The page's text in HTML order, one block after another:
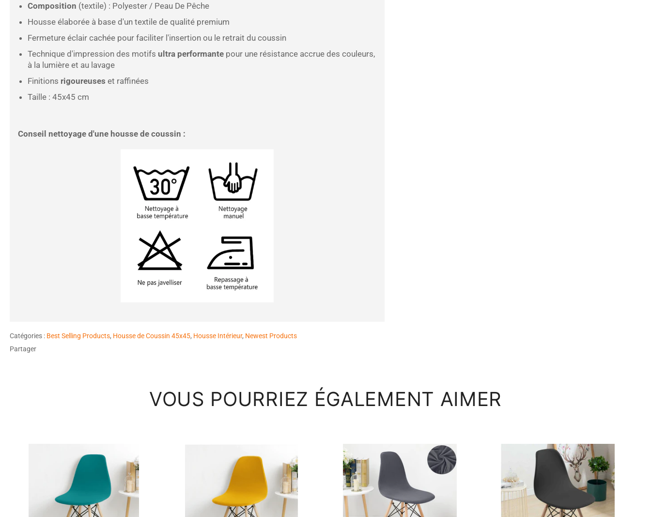
Composition (textile) : Polyester / Peau De Pêche
Housse élaborée à base d'un textile de qualité premium
Fermeture éclair cachée pour faciliter l'insertion ou le retrait du coussin
Technique d'impression des motifs ultra performante pour une résistance accrue des couleurs,
à la lumière et au lavage
Finitions rigoureuses et raffinées
Taille : 45x45 cm
Conseil nettoyage d'une housse de coussin :
Catégories : Best Selling Products, Housse de Coussin 45x45, Housse Intérieur, Newest Products
Partager
VOUS POURRIEZ ÉGALEMENT AIMER